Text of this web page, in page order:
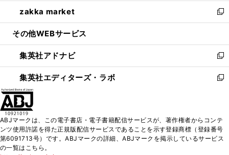
く
で
開
ド
ウ
開
く
ウ
ィ
ン
ウ
で
開
く
し
い
ウ
ン
ド
ウ
で
zakka market
新
し
ウ
ィ
ン
ド
く
その他WEBサービス
集英社アドナビ
新
し
い
ド
ウ
で
集英社エディターズ・ラボ
新
ィ
ン
ド
ABJマークは、この電子書店・電子書籍配信サービスが、著作権者からコンテ
ンツ使用許諾を得た正規版配信サービスであることを示す登録商標（登録番号
第6091713号）です。ABJマークの詳細、ABJマークを掲示しているサービス
の一覧はこちら。